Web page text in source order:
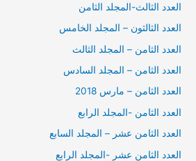
العدد الثالث-المجلد الثامن
العدد الثالثون – المجلد الخامس
العدد الثامن – المجلد الثالث
العدد الثامن – المجلد السادس
العدد الثامن – مارس 2018
العدد الثامن -المجلد الرابع
العدد الثامن عشر – المجلد السابع
العدد الثامن عشر -المجلد الرابع